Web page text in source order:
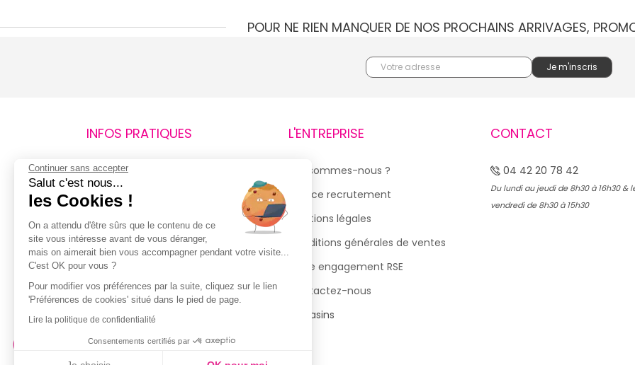
POUR NE RIEN MANQUER DE NOS PROCHAINS ARRIVAGES,
INFOS PRATIQUES
Retours et remboursements
Suivi de commande
Livraisons
Guide des tailles
Politique de confidentialité
Conditions générales d’utilisation
de la Carte de Fidélité
L'ENTREPRISE
Qui sommes-nous ?
Espace recrutement
Mentions légales
Conditions générales de ventes
Notre engagement RSE
Contactez-nous
Magasins
CONTACT
04 42 20 78 42
Du lundi au jeudi de 8h30 à 16h30 &
vendredi de 8h30 à 15h30
Continuer sans accepter
Salut c'est nous...
les Cookies !
On a attendu d'être sûrs que le contenu de ce
site vous intéresse avant de vous déranger,
mais on aimerait bien vous accompagner pendant votre visite...
C'est OK pour vous ?
Pour modifier vos préférences par la suite, cliquez sur le lien
'Préférences de cookies' situé dans le pied de page.
Lire la politique de confidentialité
Consentements certifiés par